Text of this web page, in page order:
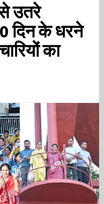
उतरे
दिन के धरने
का